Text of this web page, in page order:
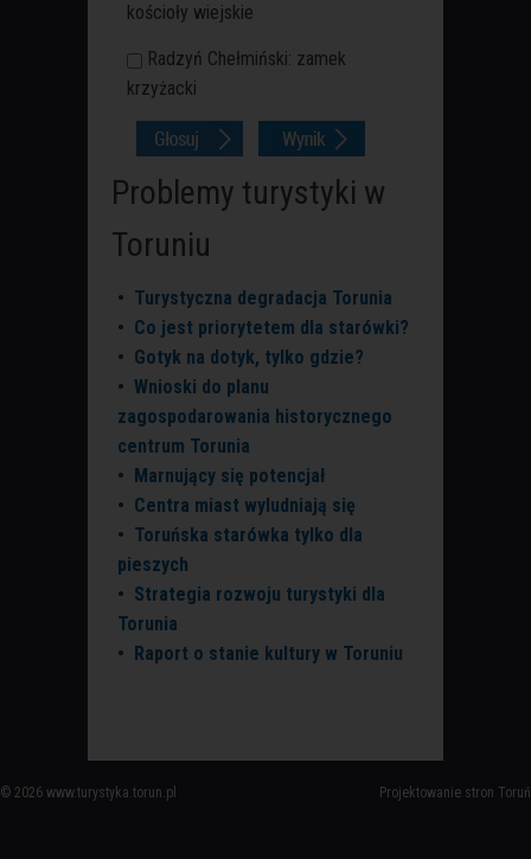
kościoły wiejskie
Radzyń Chełmiński: zamek
krzyżacki
Problemy turystyki w
Toruniu
• Turystyczna degradacja Torunia
• Co jest priorytetem dla starówki?
• Gotyk na dotyk, tylko gdzie?
• Wnioski do planu
zagospodarowania historycznego
centrum Torunia
•
Marnujący się potencjał
• Centra miast wyludniają się
• Toruńska starówka tylko dla
pieszych
• Strategia rozwoju turystyki dla
Torunia
•
Raport o stanie kultury w Toruniu
© 2026 www.turystyka.torun.pl Projektowanie stron Toruń